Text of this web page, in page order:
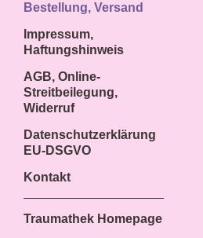
Bestellung, Versand
Impressum,
Haftungshinweis
AGB, Online-
Streitbeilegung,
Widerruf
Datenschutzerklärung
EU-DSGVO
Kontakt
Traumathek Homepage